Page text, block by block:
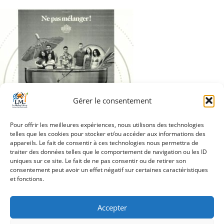
Gérer le consentement
Pour offrir les meilleures expériences, nous utilisons des technologies
telles que les cookies pour stocker et/ou accéder aux informations des
appareils. Le fait de consentir à ces technologies nous permettra de
traiter des données telles que le comportement de navigation ou les ID
uniques sur ce site. Le fait de ne pas consentir ou de retirer son
consentement peut avoir un effet négatif sur certaines caractéristiques
et fonctions.
Accepter
Navigation
de
Foyer rural Cinéma